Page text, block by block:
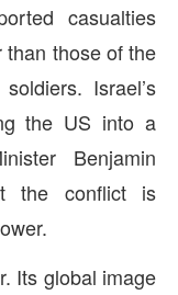
casualties
those of the
Israel’s
the US into a
Benjamin
the conflict is
Its global image